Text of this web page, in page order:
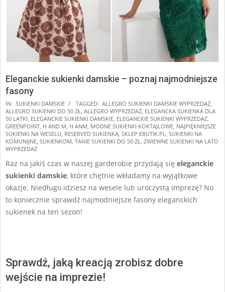
Eleganckie sukienki damskie – poznaj najmodniejsze
fasony
2025-
01-
16
IN: SUKIENKI DAMSKIE TAGGED: ALLEGRO SUKIENKI DAMSKIE WYPRZEDAŻ
ALLEGRO SUKIENKI DO 50 ZŁ ALLEGRO WYPRZEDAŻ ELEGANCKA SUKIENKA DLA
50 LATKI ELEGANCKIE SUKIENKI DAMSKIE ELEGANCKIE SUKIENKI WYPRZEDAŻ
GREENPOINT H AND M H ANM MODNE SUKIENKI KOKTAJLOWE NAJPIĘKNIEJSZE
SUKIENKI NA WESELU RESERVED SUKIENKA SKLEP EBUTIK.PL
SUKIENKI NA
KOMUNIJNE SUKIENKOM TANIE SUKIENKI DO 50 ZŁ ZWIEWNE SUKIENKI NA LATO
WYPRZEDAŻ
Raz na jakiś czas w naszej garderobie przydają się eleganckie
sukienki damskie, które chętnie wkładamy na wyjątkowe
okazje. Niedługo idziesz na wesele lub uroczystą imprezę? No
to koniecznie sprawdź najmodniejsze fasony eleganckich
sukienek na ten sezon!
Sprawdź, jaką kreacją zrobisz dobre
wejście na imprezie!